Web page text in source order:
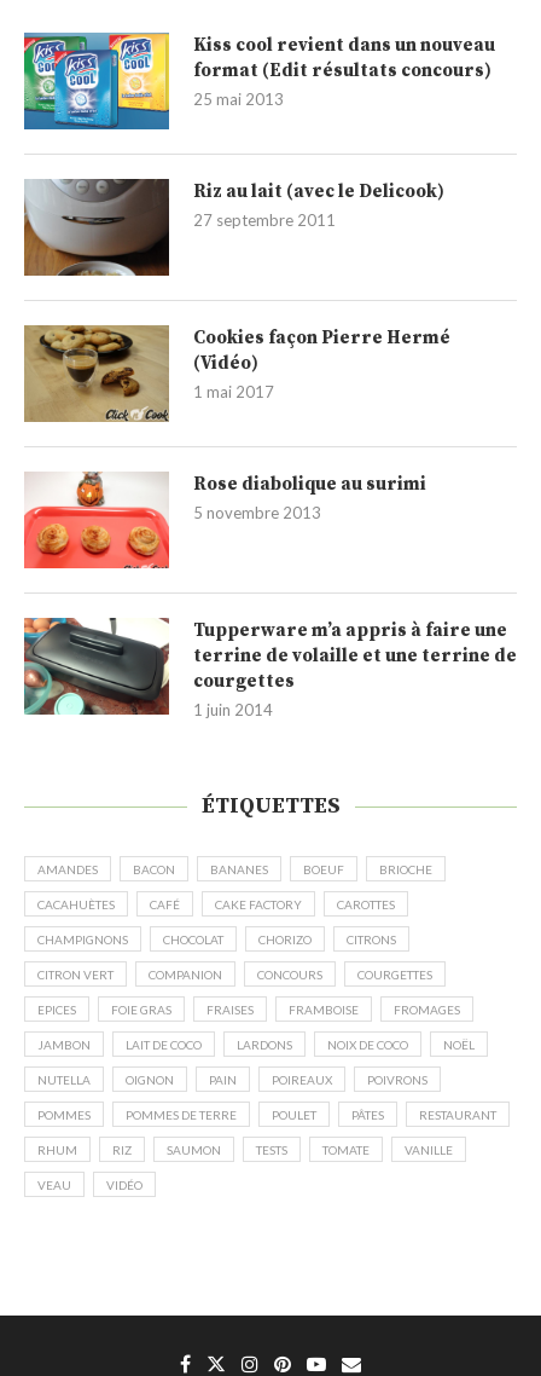
Kiss cool revient dans un nouveau
format (Edit résultats concours)
25 mai 2013
Riz au lait (avec le Delicook)
27 septembre 2011
Cookies façon Pierre Hermé
(Vidéo)
1 mai 2017
Rose diabolique au surimi
5 novembre 2013
Tupperware m’a appris à faire une
terrine de volaille et une terrine de
courgettes
1 juin 2014
ÉTIQUETTES
AMANDES BACON BANANES BOEUF BRIOCHE
CACAHUÈTES CAFÉ CAKE FACTORY CAROTTES
CHAMPIGNONS CHOCOLAT CHORIZO CITRONS
CITRON VERT COMPANION CONCOURS COURGETTES
EPICES FOIE GRAS FRAISES FRAMBOISE FROMAGES
JAMBON LAIT DE COCO LARDONS NOIX DE COCO NOËL
NUTELLA OIGNON PAIN POIREAUX POIVRONS
POMMES POMMES DE TERRE POULET PÂTES RESTAURANT
RHUM RIZ SAUMON TESTS TOMATE VANILLE
VEAU VIDÉO